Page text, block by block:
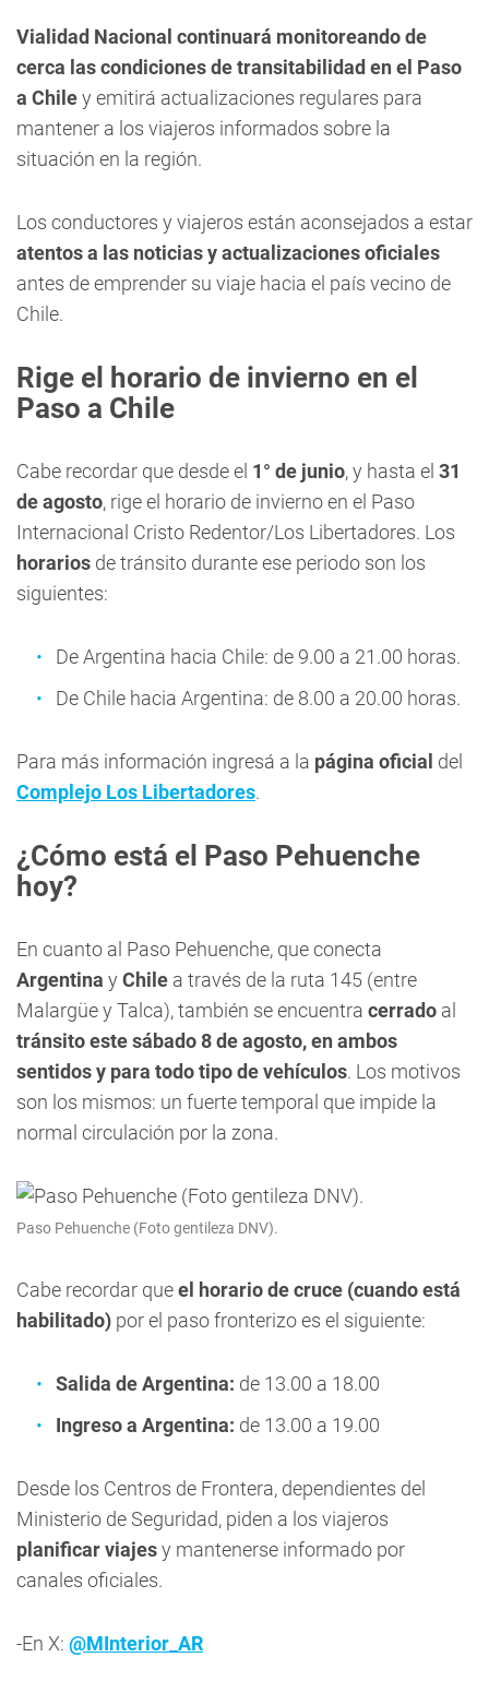
Vialidad Nacional continuará monitoreando de
cerca las condiciones de transitabilidad en el Paso
a Chiley emitirá actualizaciones regulares para
mantener a los viajeros informados sobre la
situación en la región.
Los conductores y viajeros están aconsejados a estar
atentos a las noticias y actualizaciones oficiales
antes de emprender su viaje hacia el país vecino de
Chile.
Rige el horario de invierno en el
Paso a Chile
Cabe recordar que desde el 1° de junio, y hasta el 31
de agosto, rige el horario de invierno en el Paso
Internacional Cristo Redentor/Los Libertadores. Los
horarios de tránsito durante ese periodo son los
siguientes:
De Argentina hacia Chile: de 9.00 a 21.00 horas.
De Chile hacia Argentina: de 8.00 a 20.00 horas.
Para más información ingresá a la página oficial del
Complejo Los Libertadores.
¿Cómo está el Paso Pehuenche
hoy?
En cuanto al Paso Pehuenche, que conecta
Argentina y Chile a través de la ruta 145 (entre
Malargüe y Talca), también se encuentra cerrado al
tránsito este sábado 8 de agosto, en ambos
sentidos y para todo tipo de vehículos. Los motivos
son los mismos: un fuerte temporal que impide la
normal circulación por la zona.
Paso Pehuenche (Foto gentileza DNV).
Cabe recordar queel horario de cruce (cuando está
habilitado) por el paso fronterizo es el siguiente:
Salida de Argentina: de 13.00 a 18.00
Ingreso a Argentina: de 13.00 a 19.00
Desde los Centros de Frontera, dependientes del
Ministerio de Seguridad, piden a los viajeros
planificar viajesy mantenerse informado por
canales oficiales.
-En X: @MInterior_AR